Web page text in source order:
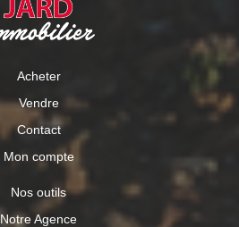
Acheter
Vendre
Contact
Mon compte
Nos outils
Notre Agence